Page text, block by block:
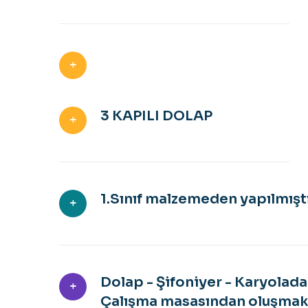
3 KAPILI DOLAP
1.Sınıf malzemeden
Dolap - Şifoniyer -
Çalışma masasından